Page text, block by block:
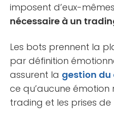
imposent d’eux-mêmes
nécessaire à un
Les bots prennent la
par définition
assurent la gestion
ce qu’aucune
trading et les prises de